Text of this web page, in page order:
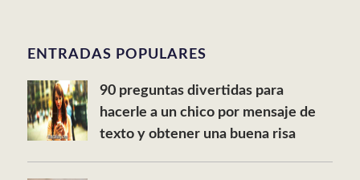
ENTRADAS POPULARES
90 preguntas divertidas para
hacerle a un chico por mensaje de
texto y obtener una buena risa